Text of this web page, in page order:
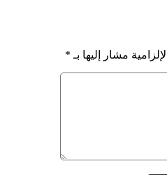
مشار إليها بـ *